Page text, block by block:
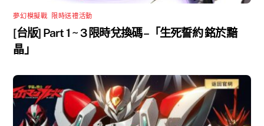
夢幻模擬戰 限時送禮活動
[台版] Part 1 ~ 3 限時兌換碼 –「生死誓約 銘於黯
晶」